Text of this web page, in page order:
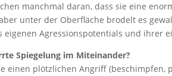
manchmal daran, dass sie eine
unter der Oberfläche brodelt es
eigenen Agressionspotentials und ihrer
Spiegelung im Miteinander?
einen plötzlichen Angriff (beschimpfen,